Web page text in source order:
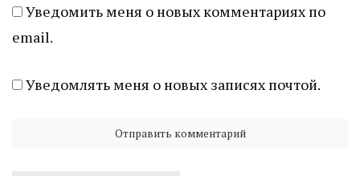
Уведомить меня о новых комментариях по
email.
Уведомлять меня о новых записях почтой.